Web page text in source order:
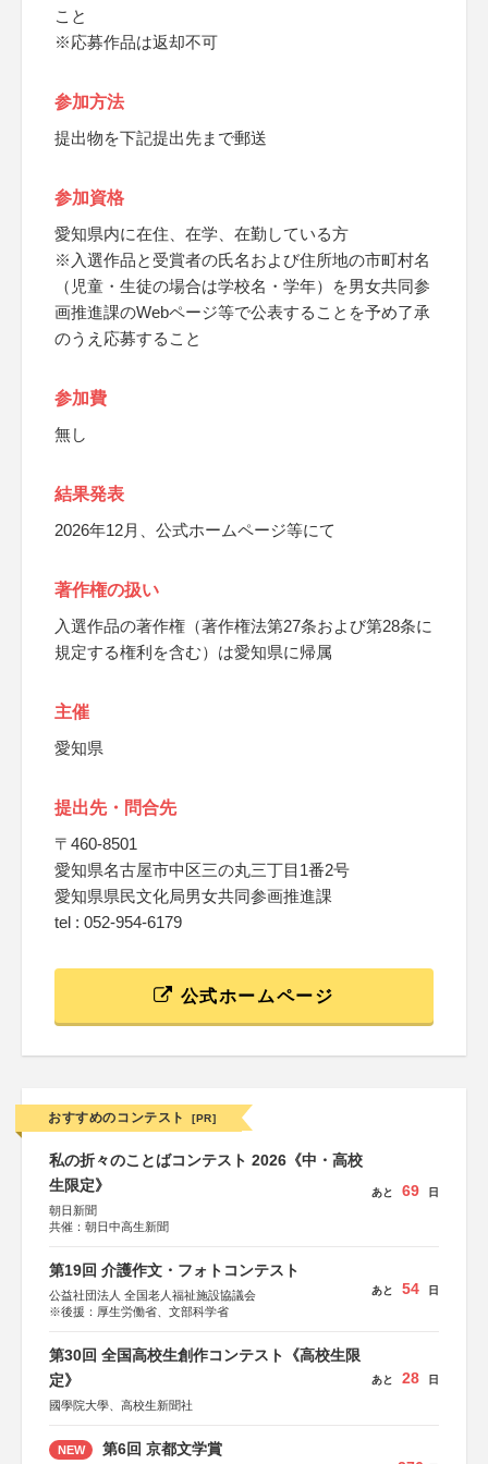
こと
※応募作品は返却不可
参加方法
提出物を下記提出先まで郵送
参加資格
愛知県内に在住、在学、在勤している方
※入選作品と受賞者の氏名および住所地の市町村名
（児童・生徒の場合は学校名・学年）を男女共同参
画推進課のWebページ等で公表することを予め了承
のうえ応募すること
参加費
無し
結果発表
2026年12月、公式ホームページ等にて
著作権の扱い
入選作品の著作権（著作権法第27条および第28条に
規定する権利を含む）は愛知県に帰属
主催
愛知県
提出先・問合先
〒460-8501
愛知県名古屋市中区三の丸三丁目1番2号
愛知県県民文化局男女共同参画推進課
tel : 052-954-6179
公式ホームページ
おすすめのコンテスト [PR]
私の折々のことばコンテスト 2026《中・高校
生限定》
朝日新聞
共催：朝日中高生新聞
あと 69 日
第19回 介護作文・フォトコンテスト
公益社団法人 全国老人福祉施設協議会
※後援：厚生労働省、文部科学省
あと 54 日
第30回 全国高校生創作コンテスト《高校生限
定》
國學院大學、高校生新聞社
あと 28 日
NEW 第6回 京都文学賞